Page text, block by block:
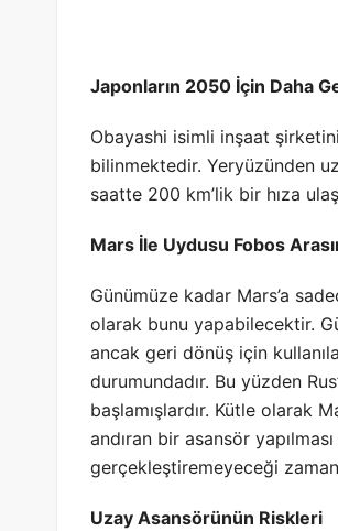
Japonların 2050 İçin Daha
Obayashi isimli inşaat
bilinmektedir. Yeryüzünden
saatte 200 km’lik bir hıza
Mars İle Uydusu Fobos
Günümüze kadar Mars’a
olarak bunu yapabilecektir.
ancak geri dönüş için
durumundadır. Bu yüzden
başlamışlardır. Kütle olarak
andıran bir asansör
gerçekleştiremeyeceği
Uzay Asansörünün Riskleri